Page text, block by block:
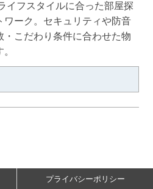
フスタイルに合った部屋探
ワーク。セキュリティや防音
・こだわり条件に合わせた物
プライバシーポリシー